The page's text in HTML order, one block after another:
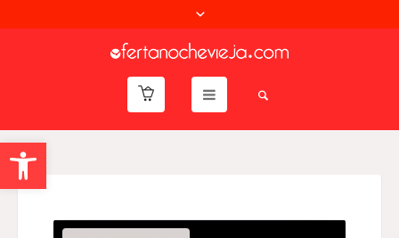
Abrir barra de herramientas